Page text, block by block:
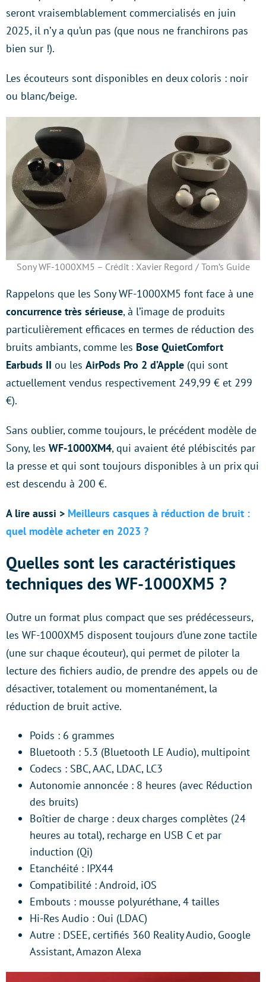
seront vraisemblablement commercialisés en juin
2025, il n’y a qu’un pas (que nous ne franchirons pas
bien sur !).
Les écouteurs sont disponibles en deux coloris : noir
ou blanc/beige.
Sony WF-1000XM5 – Crédit : Xavier Regord / Tom’s Guide
Rappelons que les Sony WF-1000XM5 font face à une
concurrence très sérieuse, à l’image de produits
particulièrement efficaces en termes de réduction des
bruits ambiants, comme les Bose QuietComfort
Earbuds II ou les AirPods Pro 2 d’Apple (qui sont
actuellement vendus respectivement 249,99 € et 299
€).
Sans oublier, comme toujours, le précédent modèle de
Sony, les WF-1000XM4, qui avaient été plébiscités par
la presse et qui sont toujours disponibles à un prix qui
est descendu à 200 €.
A lire aussi > Meilleurs casques à réduction de bruit :
quel modèle acheter en 2023 ?
Quelles sont les caractéristiques
techniques des WF-1000XM5 ?
Outre un format plus compact que ses prédécesseurs,
les WF-1000XM5 disposent toujours d’une zone tactile
(une sur chaque écouteur), qui permet de piloter la
lecture des fichiers audio, de prendre des appels ou de
désactiver, totalement ou momentanément, la
réduction de bruit active.
Poids : 6 grammes
Bluetooth : 5.3 (Bluetooth LE Audio), multipoint
Codecs : SBC, AAC, LDAC, LC3
Autonomie annoncée : 8 heures (avec Réduction
des bruits)
Boîtier de charge : deux charges complètes (24
heures au total), recharge en USB C et par
induction (Qi)
Etanchéité : IPX44
Compatibilité : Android, iOS
Embouts : mousse polyuréthane, 4 tailles
Hi-Res Audio : Oui (LDAC)
Autre : DSEE, certifiés 360 Reality Audio, Google
Assistant, Amazon Alexa